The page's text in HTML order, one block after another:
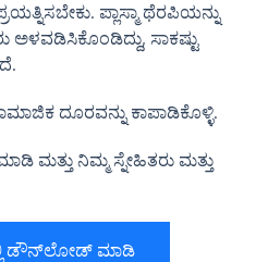
ಪ್ಲಾಸ್ಮಾ ಥೆರಪಿಯನ್ನು
ಸಾಕಷ್ಟು
ದೂರವನ್ನು ಕಾಪಾಡಿಕೊಳ್ಳಿ.
ನಿಮ್ಮ ಸ್ನೇಹಿತರು ಮತ್ತು
ಡೌನ್‌ಲೋಡ್ ಮಾಡಿ